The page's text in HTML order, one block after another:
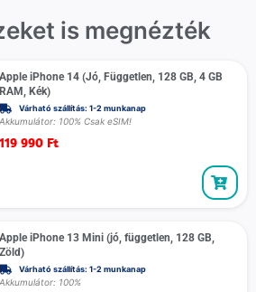
is megnézték
Apple iPhone 14 (Jó, Független, 128 GB, 4 GB
RAM, Kék)
Várható szállítás: 1-2 munkanap
Akkumulátor: 100% Csak eSIM!
119 990 Ft
Apple iPhone 13 Mini (jó, független, 128 GB,
Zöld)
Várható szállítás: 1-2 munkanap
Akkumulátor: 100%